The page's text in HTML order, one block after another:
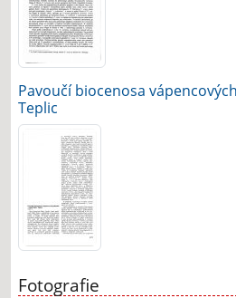
Pavoučí biocenosa
Teplic
Fotografie